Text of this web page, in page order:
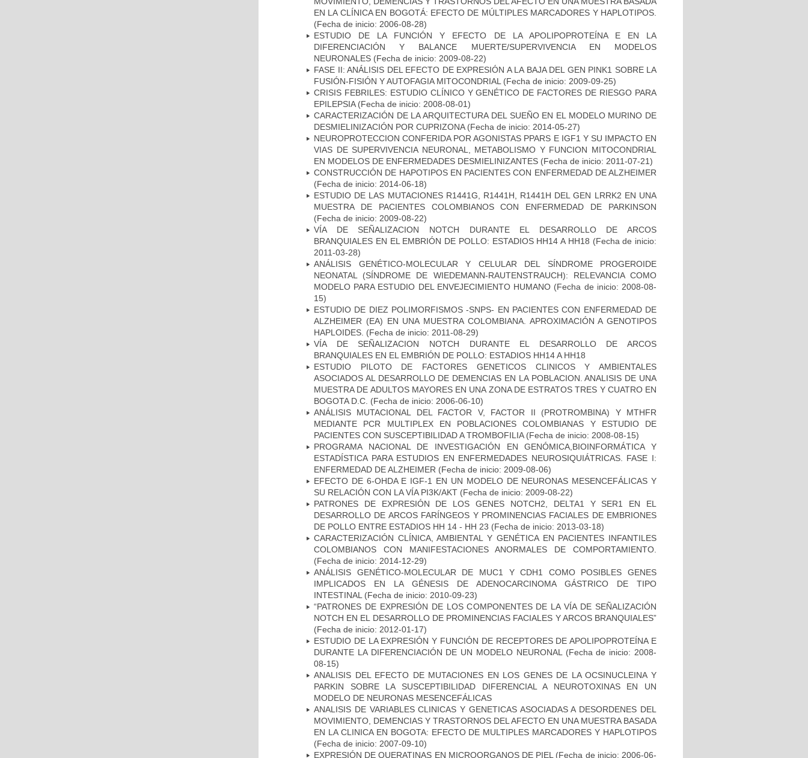
EN LA CLÍNICA EN BOGOTÁ: EFECTO DE MÚLTIPLES MARCADORES Y HAPLOTIPOS.
(Fecha de inicio: 2006-08-28)
ESTUDIO DE LA FUNCIÓN Y EFECTO DE LA APOLIPOPROTEÍNA E EN LA
DIFERENCIACIÓN Y BALANCE MUERTE/SUPERVIVENCIA EN MODELOS
NEURONALES (Fecha de inicio: 2009-08-22)
FASE II: ANÁLISIS DEL EFECTO DE EXPRESIÓN A LA BAJA DEL GEN PINK1 SOBRE LA
FUSIÓN-FISIÓN Y AUTOFAGIA MITOCONDRIAL (Fecha de inicio: 2009-09-25)
CRISIS FEBRILES: ESTUDIO CLÍNICO Y GENÉTICO DE FACTORES DE RIESGO PARA
EPILEPSIA(Fecha de inicio: 2008-08-01)
CARACTERIZACIÓN DE LA ARQUITECTURA DEL SUEÑO EN EL MODELO MURINO DE
DESMIELINIZACIÓN POR CUPRIZONA(Fecha de inicio: 2014-05-27)
NEUROPROTECCION CONFERIDA POR AGONISTAS PPARS E IGF1 Y SU IMPACTO EN
VIAS DE SUPERVIVENCIA NEURONAL, METABOLISMO Y FUNCION MITOCONDRIAL
EN MODELOS DE ENFERMEDADES DESMIELINIZANTES (Fecha de inicio: 2011-07-21)
CONSTRUCCIÓN DE HAPOTIPOS EN PACIENTES CON ENFERMEDAD DE ALZHEIMER
(Fecha de inicio: 2014-06-18)
ESTUDIO DE LAS MUTACIONES R1441G, R1441H, R1441H DEL GEN LRRK2 EN UNA
MUESTRA DE PACIENTES COLOMBIANOS CON ENFERMEDAD DE PARKINSON
(Fecha de inicio: 2009-08-22)
VÍA DE SEÑALIZACION NOTCH DURANTE EL DESARROLLO DE ARCOS
BRANQUIALES EN EL EMBRIÓN DE POLLO: ESTADIOS HH14 A HH18 (Fecha de inicio:
2011-03-28)
ANÁLISIS GENÉTICO-MOLECULAR Y CELULAR DEL SÍNDROME PROGEROIDE
NEONATAL (SÍNDROME DE WIEDEMANN-RAUTENSTRAUCH): RELEVANCIA COMO
MODELO PARA ESTUDIO DEL ENVEJECIMIENTO HUMANO (Fecha de inicio: 2008-08-
15)
ESTUDIO DE DIEZ POLIMORFISMOS -SNPS- EN PACIENTES CON ENFERMEDAD DE
ALZHEIMER (EA) EN UNA MUESTRA COLOMBIANA. APROXIMACIÓN A GENOTIPOS
HAPLOIDES. (Fecha de inicio: 2011-08-29)
VÍA DE SEÑALIZACION NOTCH DURANTE EL DESARROLLO DE ARCOS
BRANQUIALES EN EL EMBRIÓN DE POLLO: ESTADIOS HH14 A HH18
ESTUDIO PILOTO DE FACTORES GENETICOS CLINICOS Y AMBIENTALES
ASOCIADOS AL DESARROLLO DE DEMENCIAS EN LA POBLACION. ANALISIS DE UNA
MUESTRA DE ADULTOS MAYORES EN UNA ZONA DE ESTRATOS TRES Y CUATRO EN
BOGOTA D.C. (Fecha de inicio: 2006-06-10)
ANÁLISIS MUTACIONAL DEL FACTOR V, FACTOR II (PROTROMBINA) Y MTHFR
MEDIANTE PCR MULTIPLEX EN POBLACIONES COLOMBIANAS Y ESTUDIO DE
PACIENTES CON SUSCEPTIBILIDAD A TROMBOFILIA(Fecha de inicio: 2008-08-15)
PROGRAMA NACIONAL DE INVESTIGACIÓN EN GENÓMICA,BIOINFORMÁTICA Y
ESTADÍSTICA PARA ESTUDIOS EN ENFERMEDADES NEUROSIQUIÁTRICAS. FASE I:
ENFERMEDAD DE ALZHEIMER (Fecha de inicio: 2009-08-06)
EFECTO DE 6-OHDA E IGF-1 EN UN MODELO DE NEURONAS MESENCEFÁLICAS Y
SU RELACIÓN CON LA VÍA PI3K/AKT (Fecha de inicio: 2009-08-22)
PATRONES DE EXPRESIÓN DE LOS GENES NOTCH2, DELTA1 Y SER1 EN EL
DESARROLLO DE ARCOS FARÍNGEOS Y PROMINENCIAS FACIALES DE EMBRIONES
DE POLLO ENTRE ESTADIOS HH 14 - HH 23 (Fecha de inicio: 2013-03-18)
CARACTERIZACIÓN CLÍNICA, AMBIENTAL Y GENÉTICA EN PACIENTES INFANTILES
COLOMBIANOS CON MANIFESTACIONES ANORMALES DE COMPORTAMIENTO.
(Fecha de inicio: 2014-12-29)
ANÁLISIS GENÉTICO-MOLECULAR DE MUC1 Y CDH1 COMO POSIBLES GENES
IMPLICADOS EN LA GÉNESIS DE ADENOCARCINOMA GÁSTRICO DE TIPO
INTESTINAL (Fecha de inicio: 2010-09-23)
“PATRONES DE EXPRESIÓN DE LOS COMPONENTES DE LA VÍA DE SEÑALIZACIÓN
NOTCH EN EL DESARROLLO DE PROMINENCIAS FACIALES Y ARCOS BRANQUIALES”
(Fecha de inicio: 2012-01-17)
ESTUDIO DE LA EXPRESIÓN Y FUNCIÓN DE RECEPTORES DE APOLIPOPROTEÍNA E
DURANTE LA DIFERENCIACIÓN DE UN MODELO NEURONAL
(Fecha de inicio: 2008-
08-15)
ANALISIS DEL EFECTO DE MUTACIONES EN LOS GENES DE LA OCSINUCLEINA Y
PARKIN SOBRE LA SUSCEPTIBILIDAD DIFERENCIAL A NEUROTOXINAS EN UN
MODELO DE NEURONAS MESENCEFÁLICAS
ANALISIS DE VARIABLES CLINICAS Y GENETICAS ASOCIADAS A DESORDENES DEL
MOVIMIENTO, DEMENCIAS Y TRASTORNOS DEL AFECTO EN UNA MUESTRA BASADA
EN LA CLINICA EN BOGOTA: EFECTO DE MULTIPLES MARCADORES Y HAPLOTIPOS
(Fecha de inicio: 2007-09-10)
EXPRESIÓN DE QUERATINAS EN MICROORGANOS DE PIEL (Fecha de inicio: 2006-06-